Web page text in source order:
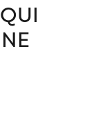
QUI